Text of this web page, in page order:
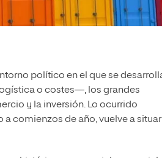
político en el que se
o costes—, los grandes
y la inversión. Lo ocurrido
comienzos de año, vuelve a situar